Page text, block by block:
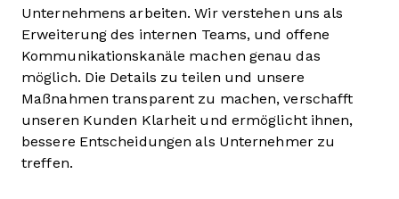
Unternehmens arbeiten. Wir verstehen uns als
Erweiterung des internen Teams, und offene
Kommunikationskanäle machen genau das
möglich. Die Details zu teilen und unsere
Maßnahmen transparent zu machen, verschafft
unseren Kunden Klarheit und ermöglicht ihnen,
bessere Entscheidungen als Unternehmer zu
treffen.